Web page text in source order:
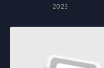
2023